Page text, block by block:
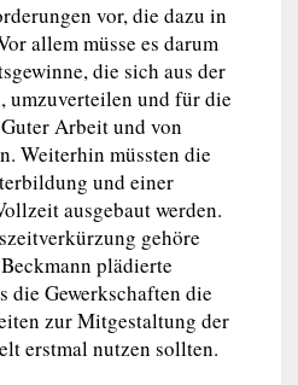
vor, die dazu in
allem müsse es darum
die sich aus der
umzuverteilen und für die
Arbeit und von
Weiterhin müssten die
und einer
ausgebaut werden.
gehöre
plädierte
die Gewerkschaften die
zur Mitgestaltung der
erstmal nutzen sollten.